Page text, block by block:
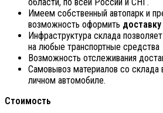
Имеем собственный автопарк и
возможность оформить
Инфраструктура склада
на любые транспортные средства
Возможность отслеживания
Самовывоз материалов со склада
личном автомобиле.
Стоимость